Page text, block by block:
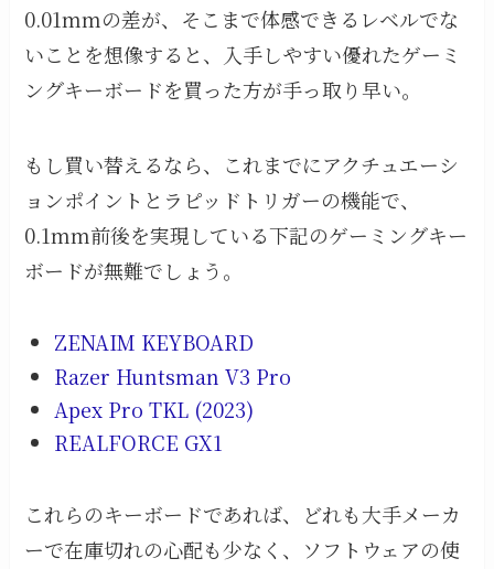
0.01mmの差が、そこまで体感できるレベルでな
いことを想像すると、入手しやすい優れたゲーミ
ングキーボードを買った方が手っ取り早い。
もし買い替えるなら、これまでにアクチュエーシ
ョンポイントとラピッドトリガーの機能で、
0.1mm前後を実現している下記のゲーミングキー
ボードが無難でしょう。
ZENAIM KEYBOARD
Razer Huntsman V3 Pro
Apex Pro TKL (2023)
REALFORCE GX1
これらのキーボードであれば、どれも大手メーカ
ーで在庫切れの心配も少なく、ソフトウェアの使